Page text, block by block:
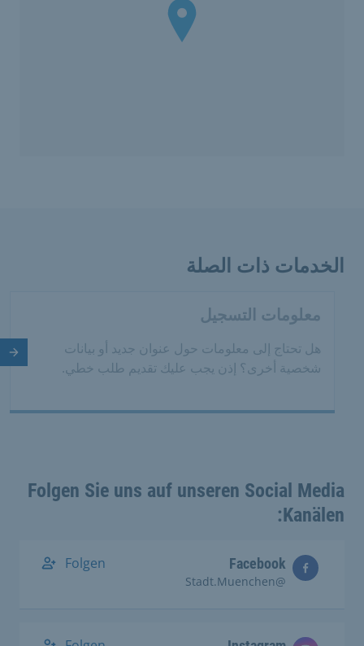
الخدمات ذات الصلة
معلومات التسجيل
هل تحتاج إلى معلومات حول عنوان جديد أو بيانات
شخصية أخرى؟ إذن يجب عليك تقديم طلب خطي.
Folgen Sie uns auf unseren Social Media
Kanälen:
Facebook
@Stadt.Muenchen
Folgen